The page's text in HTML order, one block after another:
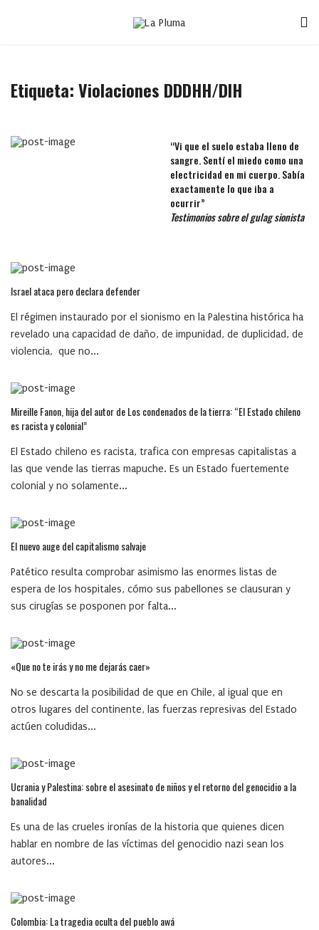
Etiqueta:Violaciones DDDHH/DIH
“Vi que el suelo estaba lleno de
sangre. Sentí el miedo como una
electricidad en mi cuerpo. Sabía
exactamente lo que iba a
ocurrir”
Testimonios sobre el gulag sionista
Israel ataca pero declara defender
El régimen instaurado por el sionismo en la Palestina histórica ha
revelado una capacidad de daño, de impunidad, de duplicidad, de
violencia, que no...
Mireille Fanon, hija del autor de Los condenados de la tierra: “El Estado chileno
es racista y colonial”
El Estado chileno es racista, trafica con empresas capitalistas a
las que vende las tierras mapuche. Es un Estado fuertemente
colonial y no solamente...
El nuevo auge del capitalismo salvaje
Patético resulta comprobar asimismo las enormes listas de
espera de los hospitales, cómo sus pabellones se clausuran y
sus cirugías se posponen por falta...
«Que no te irás y no me dejarás caer»
No se descarta la posibilidad de que en Chile, al igual que en
otros lugares del continente, las fuerzas represivas del Estado
actúen coludidas...
Ucrania y Palestina: sobre el asesinato de niños y el retorno del genocidio a la
banalidad
Es una de las crueles ironías de la historia que quienes dicen
hablar en nombre de las víctimas del genocidio nazi sean los
autores...
Colombia: La tragedia oculta del pueblo awá